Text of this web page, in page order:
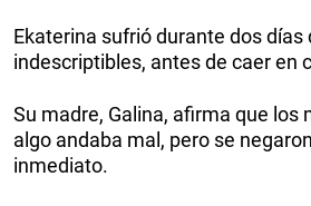
Ekaterina sufrió durante dos días
indescriptibles, antes de caer en
Su madre, Galina, afirma que los
algo andaba mal, pero se
inmediato.